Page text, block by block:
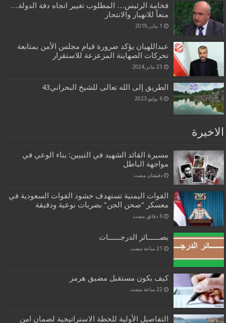
فخامة الرئيس… المطلوب تغيير اتجاه دفة الدولة…
منعاً للانهيار والانتحار
1 يناير,2019
عبداللهيان يؤكد ضرورة قيام مجلس الأمن بمتابعة
تحركات الصهاينة المزعزعة للاستقرار
23 يناير,2024
الطريق إلى الله تعالى للشيخ البحراني43
6 يوليو,2023
الاخيرة
مسيرة القائد الشهيد في التبيين: بناء الوعي في
مواجهة الباطل
‏دقيقتان مضت
القوات اليمنية تستهدف حشود القوات السعودية في
معسكر “صحن الجن” بضربات نوعية ودقيقة
‏6 دقائق مضت
بصــــــائر الدرجــــــات
كيف يكون مستقبل مضيق هرمز
التفاصيل الأولية للخطة الاستراتيجية لضمان امن